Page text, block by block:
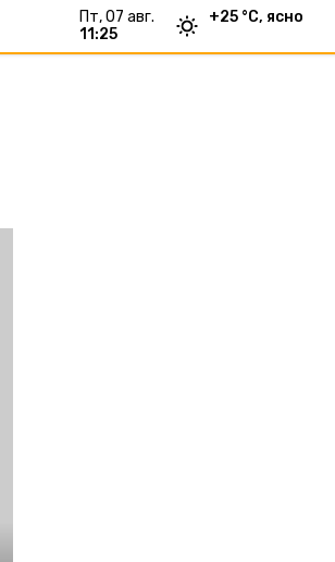
пт, 07 авг.
11:25
+25 °С, ясно